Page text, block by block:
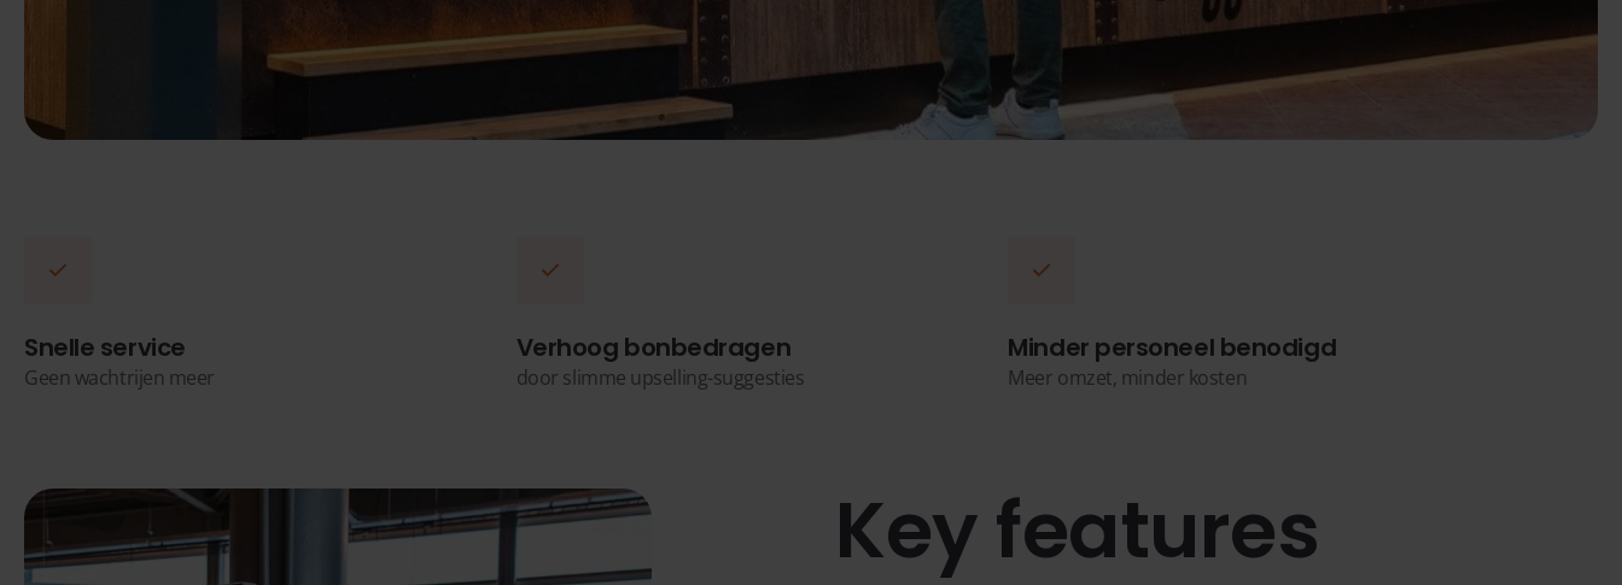
Snelle service
Geen wachtrijen meer
Verhoog bonbedragen
door slimme upselling-suggesties
Minder personeel benodigd
Meer omzet, minder kosten
Key features